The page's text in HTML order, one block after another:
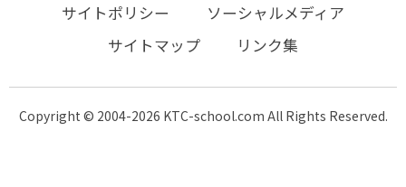
サイトポリシー
ソーシャルメディア
サイトマップ
リンク集
Copyright © 2004-2026 KTC-school.com All Rights Reserved.